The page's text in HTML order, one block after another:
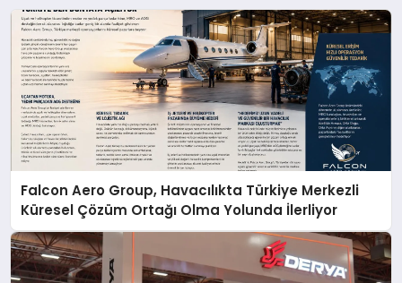
Falcon Aero Group, Havacılıkta Türkiye Merkezli
Küresel Çözüm Ortağı Olma Yolunda İlerliyor